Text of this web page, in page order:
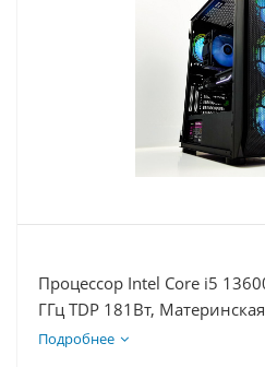
Процессор Intel Core i5
ГГц TDP 181Вт,
E, Видеокарта RTX 5060Ti
Подробнее